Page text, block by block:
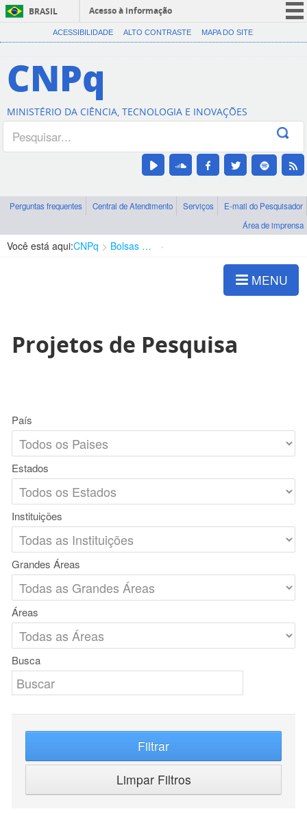
BRASIL
Acesso à informação
CORONAVÍRUS (COVID-19)
Canais
ACESSIBILIDADE ALTO CONTRASTE MAPA DO SITE
CNPq
MINISTÉRIO DA CIÊNCIA, TECNOLOGIA E INOVAÇÕES
Perguntas frequentes Central de Atendimento Serviços
E-mail do Pesquisador
Área de imprensa
Você está aqui:CNPq Bolsas e Auxílios Vigentes
MENU
Projetos de Pesquisa
País
Estados
Instituições
Grandes Áreas
Áreas
Busca
Filtrar
Limpar Filtros